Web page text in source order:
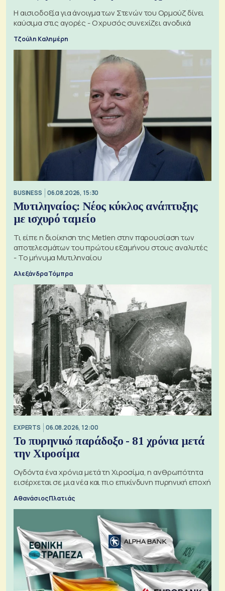
Η αισιοδοξία για άνοιγμα των Στενών του Ορμούζ δίνει
καύσιμα στις αγορές - Ο χρυσός συνεχίζει ανοδικά
Τζούλη Καλημέρη
BUSINESS 06.08.2026, 15:30
Μυτιληναίος: Νέος κύκλος ανάπτυξης
με ισχυρό ταμείο
Τι είπε η διοίκηση της Metlen στην παρουσίαση των
αποτελεσμάτων του πρώτου εξαμήνου στους αναλυτές
- Το μήνυμα Μυτιληναίου
Αλεξάνδρα Τόμπρα
EXPERTS 06.08.2026, 12:00
Το πυρηνικό παράδοξο - 81 χρόνια μετά
την Χιροσίμα
Ογδόντα ένα χρόνια μετά τη Χιροσίμα, η ανθρωπότητα
εισέρχεται σε μια νέα και πιο επικίνδυνη πυρηνική εποχή
Αθανάσιος Πλατιάς